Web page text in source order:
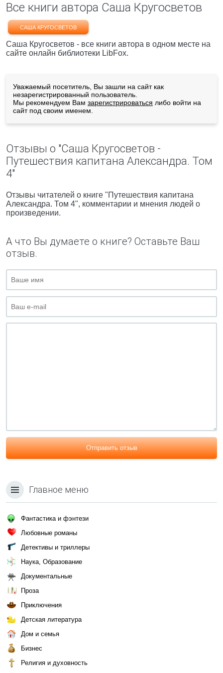
Все книги автора Саша Кругосветов
САША КРУГОСВЕТОВ
Саша Кругосветов - все книги автора в одном месте на
сайте онлайн библиотеки LibFox.
Уважаемый посетитель, Вы зашли на сайт как
незарегистрированный пользователь.
Мы рекомендуем Вам зарегистрироваться либо войти на
сайт под своим именем.
Отзывы о "Саша Кругосветов -
Путешествия капитана Александра. Том
4"
Отзывы читателей о книге "Путешествия капитана
Александра. Том 4", комментарии и мнения людей о
произведении.
А что Вы думаете о книге? Оставьте Ваш
отзыв.
Отправить отзыв
Главное меню
Фантастика и фэнтези
Любовные романы
Детективы и триллеры
Наука, Образование
Документальные
Проза
Приключения
Детская литература
Дом и семья
Бизнес
Религия и духовность